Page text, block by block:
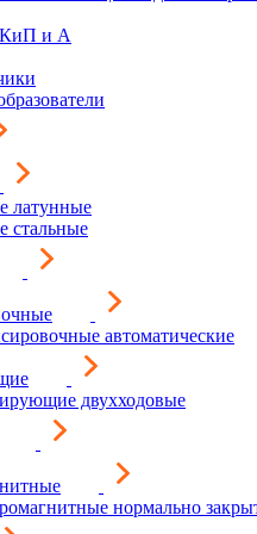
КиП и А
латунные
стальные
автоматические
двухходовые
нормально